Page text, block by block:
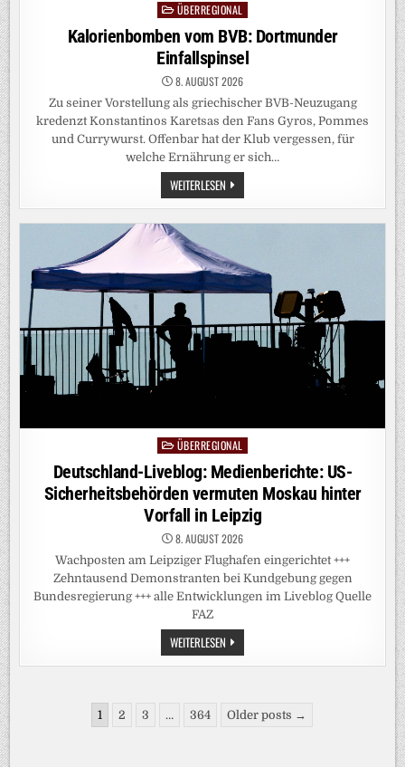
Posted
in
ÜBERREGIONAL
Kalorienbomben vom BVB: Dortmunder
Einfallspinsel
8. AUGUST 2026
Zu seiner Vorstellung als griechischer BVB-Neuzugang
kredenzt Konstantinos Karetsas den Fans Gyros, Pommes
und Currywurst. Offenbar hat der Klub vergessen, für
welche Ernährung er sich…
WEITERLESEN KALORIENBOMBEN
VOM
BVB:
PostedÜBERREGIONAL
Deutschland-Liveblog: Medienberichte: US-
Sicherheitsbehörden vermuten Moskau hinter
Vorfall in Leipzig
8. AUGUST 2026
Wachposten am Leipziger Flughafen eingerichtet +++
Zehntausend Demonstranten bei Kundgebung gegen
Bundesregierung +++ alle Entwicklungen im Liveblog Quelle
FAZ
WEITERLESEN DEUTSCHLAND-
LIVEBLOG:
MEDIENBERICHTE:
MOSKAU
HINTER
Seitennummerierung
1 2 3 … 364 Older posts →